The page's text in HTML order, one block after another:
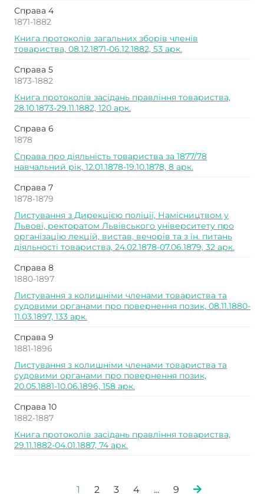
Справа 4
1871-1882
Книга протоколів загальних зборів членів
товариства, 08.12.1871-06.12.1882, 53 арк.
Справа 5
1873-1882
Книга протоколів засідань правління товариства,
28.10.1873-29.11.1882, 120 арк.
Справа 6
1878
Справа про діяльність товариства за 1877/78
навчальний рік, 12.01.1878-19.10.1878, 8 арк.
Справа 7
1878-1879
Листування з Дирекцією поліції, Намісництвом у
Львові, ректоратом Львівського університету про
організацію лекцій, вистав, вечорів та з ін. питань
діяльності товариства, 24.02.1878-07.06.1879, 32 арк.
Справа 8
1880-1897
Листування з колишніми членами товариства та
судовими органами про повернення позик, 08.11.1880-
11.03.1897, 133 арк.
Справа 9
1881-1896
Листування з колишніми членами товариства та
судовими органами про повернення позик,
20.05.1881-10.06.1896, 158 арк.
Справа 10
1882-1887
Книга протоколів засідань правління товариства,
29.11.1882-04.01.1887, 74 арк.
1 2 3 4 ... 9